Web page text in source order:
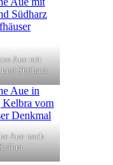
Aue mit
Südharz
Aue nach